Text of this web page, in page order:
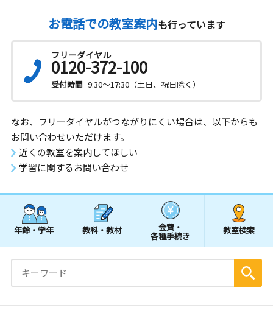
お電話での教室案内も行っています
フリーダイヤル
0120-372-100
受付時間 9:30～17:30（土日、祝日除く）
なお、フリーダイヤルがつながりにくい場合は、以下からも
お問い合わせいただけます。
近くの教室を案内してほしい
学習に関するお問い合わせ
年齢・学年 教科・教材 会費・
各種手続き
教室検索